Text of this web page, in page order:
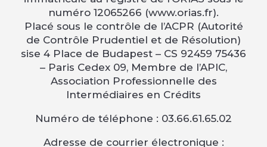
numéro 12065266 (www.orias.fr).
Placé sous le contrôle de l’ACPR (Autorité
de Contrôle Prudentiel et de Résolution)
sise 4 Place de Budapest – CS 92459 75436
– Paris Cedex 09, Membre de l’APIC,
Association Professionnelle des
Intermédiaires en Crédits
Numéro de téléphone : 03.66.61.65.02
Adresse de courrier électronique :